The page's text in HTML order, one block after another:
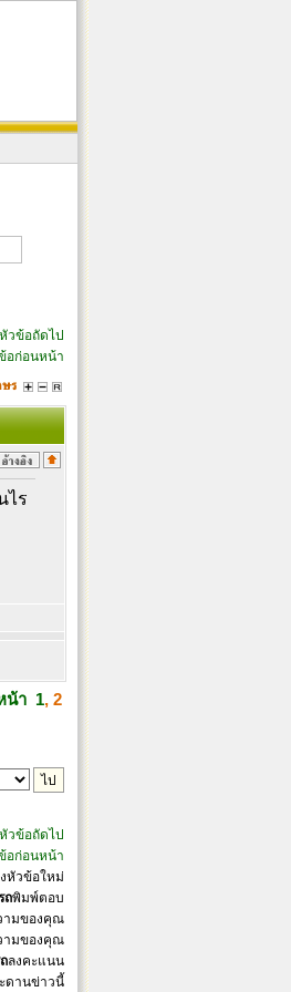
วข้อถัดไป
อก่อนหน้า
ไร
น้า 1, 2
วข้อถัดไป
อก่อนหน้า
หัวข้อใหม่
ถพิมพ์ตอบ
ามของคุณ
ามของคุณ
ลงคะแนน
ดานข่าวนี้